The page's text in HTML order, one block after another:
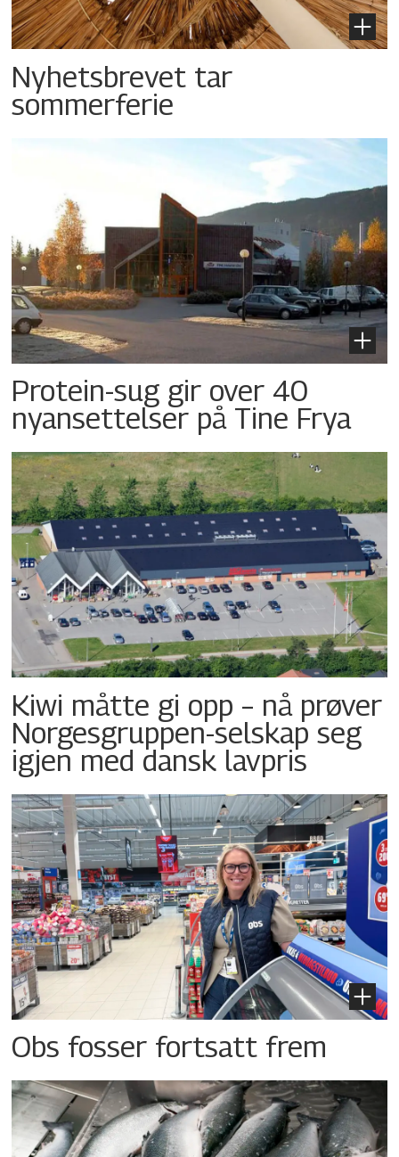
Nyhetsbrevet tar
sommerferie
Protein-sug gir over 40
nyansettelser på Tine Frya
Kiwi måtte gi opp – nå prøver
Norgesgruppen-selskap seg
igjen med dansk lavpris
Obs fosser fortsatt frem